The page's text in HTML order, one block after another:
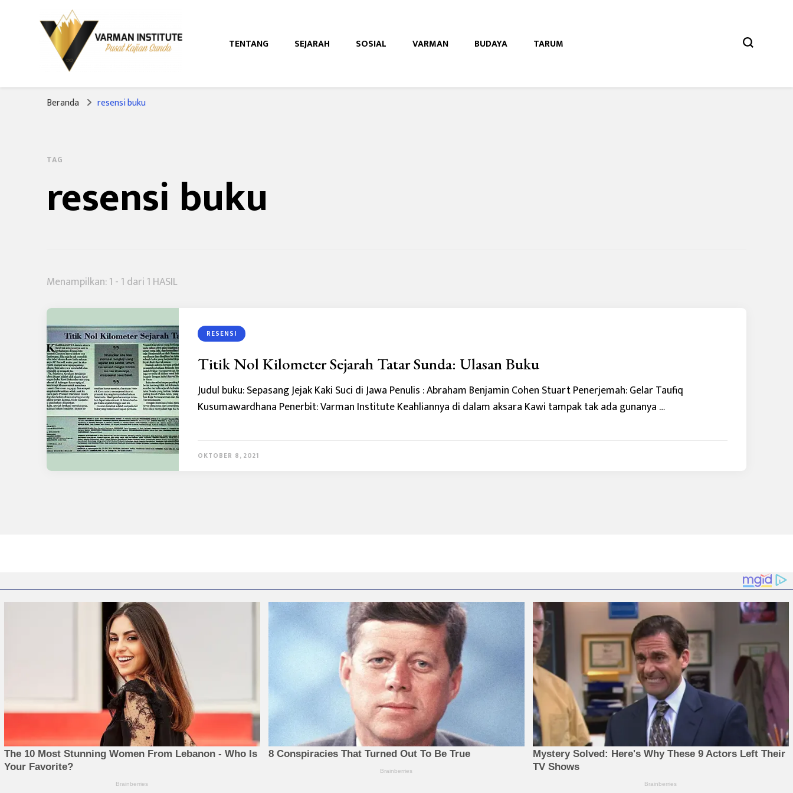
Varman Institute
Pusat Kajian Sunda
TENTANG SEJARAH SOSIAL VARMAN BUDAYA TARUM
Beranda resensi buku
TAG
resensi buku
Menampilkan: 1 - 1 dari 1 HASIL
RESENSI
Titik Nol Kilometer Sejarah Tatar Sunda: Ulasan Buku
Judul buku: Sepasang Jejak Kaki Suci di Jawa Penulis : Abraham Benjamin Cohen Stuart Penerjemah: Gelar Taufiq
Kusumawardhana Penerbit: Varman Institute Keahliannya di dalam aksara Kawi tampak tak ada gunanya …
OKTOBER 8, 2021